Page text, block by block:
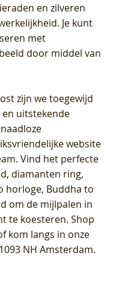
en zilveren
Je kunt
met
door middel van
zijn we toegewijd
uitstekende
website
Vind het perfecte
diamanten ring,
horloge, Buddha to
om de mijlpalen in
te koesteren. Shop
kom langs in onze
NH Amsterdam.